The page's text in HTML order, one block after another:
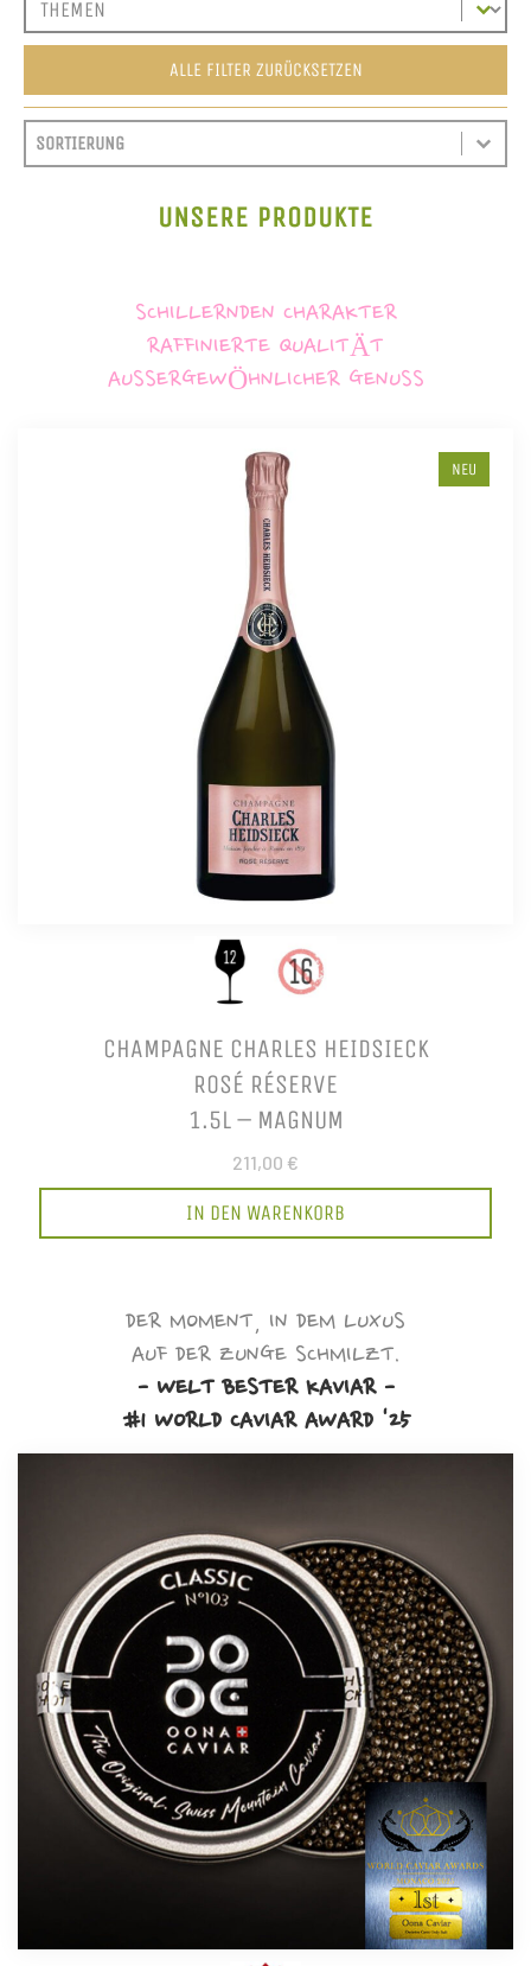
ALLE FILTER ZURÜCKSETZEN
SORTIEREN
SORT CONTENT
SORT CONTENT
UNSERE PRODUKTE
SCHILLERNDEN CHARAKTER
RAFFINIERTE QUALITÄT
AUSSERGEWÖHNLICHER GENUSS
NEU
CHAMPAGNE CHARLES HEIDSIECK
ROSÉ RÉSERVE
1.5L – MAGNUM
211,00 €
IN DEN WARENKORB
DER MOMENT, IN DEM LUXUS
AUF DER ZUNGE SCHMILZT.
- WELT BESTER KAVIAR -
#1 WORLD CAVIAR AWARD '25